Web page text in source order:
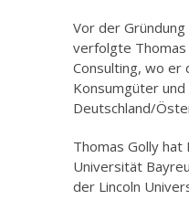
Vor der Gründung
verfolgte Thomas
Consulting, wo er
Konsumgüter
Deutschland/
Thomas Golly
Universität
der Lincoln